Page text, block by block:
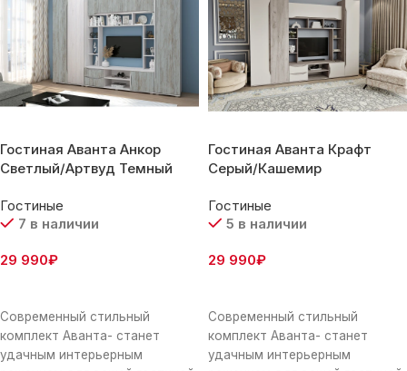
Гостиная Аванта Анкор
Светлый/Артвуд Темный
Гостиные
7 в наличии
29 990₽
Современный стильный
комплект Аванта- станет
удачным интерьерным
Гостиная Аванта Крафт
Серый/Кашемир
Гостиные
5 в наличии
29 990₽
Современный стильный
комплект Аванта- станет
удачным интерьерным